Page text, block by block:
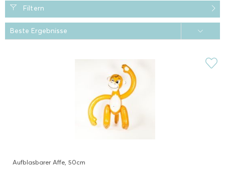
Filtern
Aufblasbarer Affe, 50cm